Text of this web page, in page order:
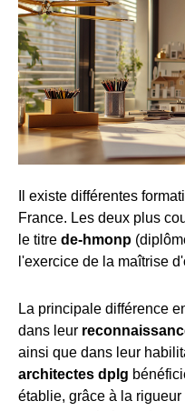
Il existe différentes
France. Les deux plus
le titre de-hmonp
l'exercice de la maîtrise
La principale différence
dans leur
ainsi que dans leur
architectes dplg
établie, grâce à la